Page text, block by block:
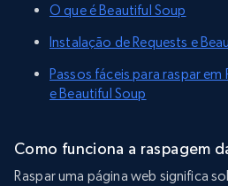
O que é Beautiful Soup
Instalação de Requests e
Passos fáceis para raspar
e Beautiful Soup
Como funciona a raspagem
Raspar uma página web significa